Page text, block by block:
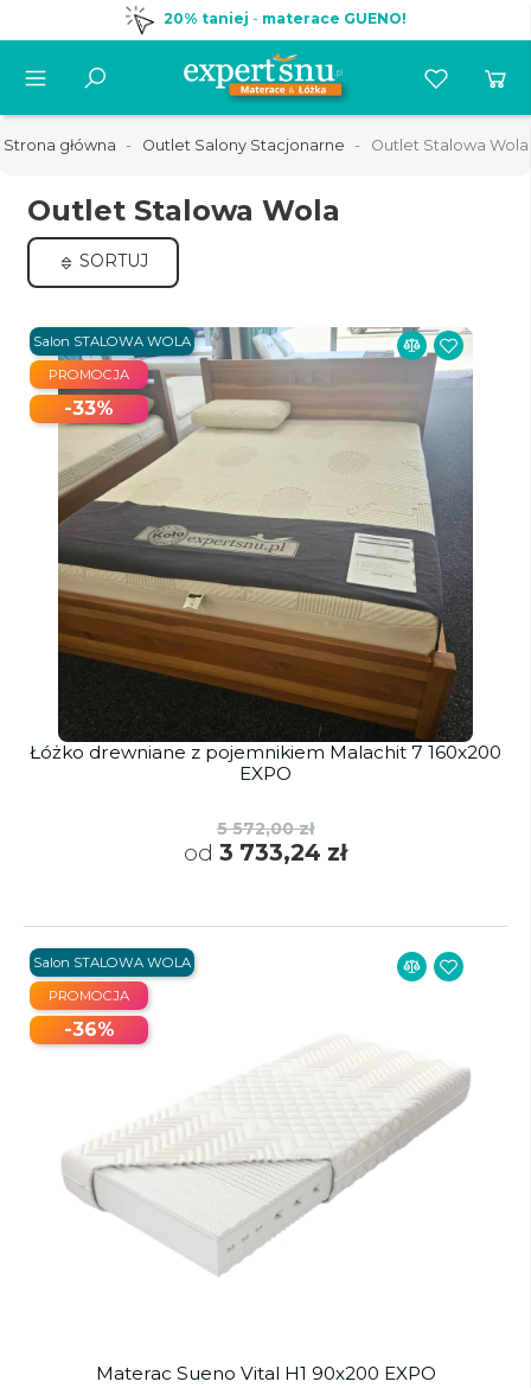
20% taniej - materace GUENO!
Strona główna Outlet Salony Stacjonarne Outlet Stalowa Wola
Outlet Stalowa Wola
SORTUJ
Łóżko drewniane z pojemnikiem Malachit 7 160x200
EXPO
5 572,00 zł
od 3 733,24 zł
PROMOCJA
-33%
Salon STALOWA WOLA
Materac Sueno Vital H1 90x200 EXPO
PROMOCJA
-36%
Salon STALOWA WOLA